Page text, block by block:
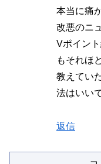
本当に痛
改悪のニ
Vポイン
もそれほ
教えてい
法はいい
返信